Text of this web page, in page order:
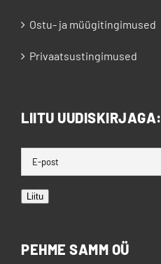
Ostu- ja müügitingimused
Privaatsustingimused
LIITU UUDISKIRJAGA:
Liitu
PEHME SAMM OÜ